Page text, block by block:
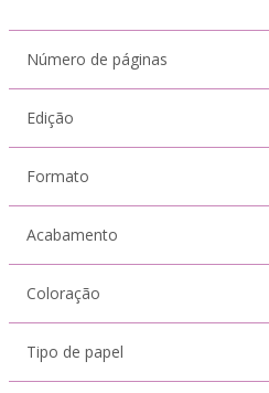
Número de páginas
Edição
Formato
Acabamento
Coloração
Tipo de papel